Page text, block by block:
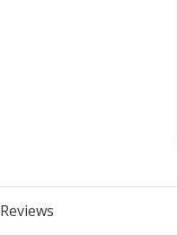
Reviews